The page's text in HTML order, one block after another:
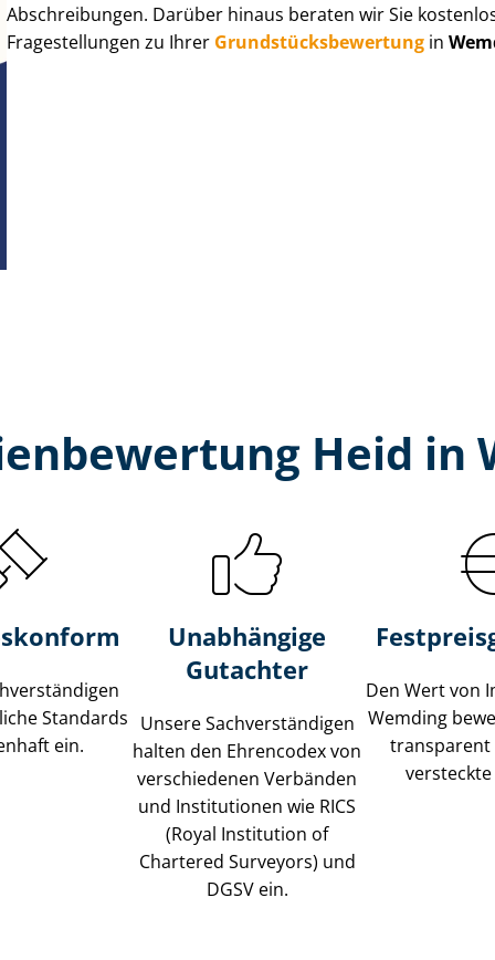
Abschreibungen. Darüber hinaus beraten wir Sie
Fragestellungen zu Ihrer Grund­stücks­be­wer­tung in
Heid in
Standards
ein.
Unabhängige
Gutachter
Unsere Sach­ver­stän­di­gen
halten den Ehrencodex von
verschiedenen Verbänden
und Institutionen wie RICS
(Royal Institution of
Chartered Surveyors) und
DGSV ein.
Den Wert von
Wemding
transparent